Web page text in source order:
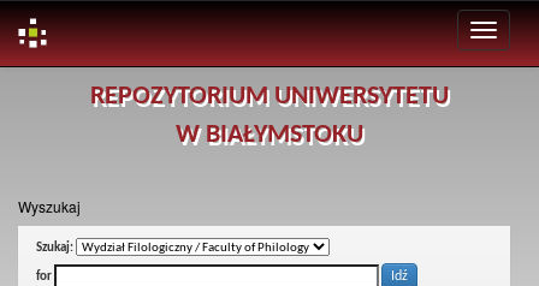
REPOZYTORIUM UNIWERSYTETU
W BIAŁYMSTOKU
Wyszukaj
Szukaj:
for